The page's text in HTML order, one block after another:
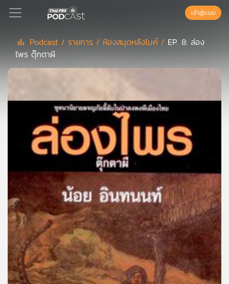
Podcast
ย์
เพล
ลิ
สต์
ของ
คุณ
เพลง
เข้าสู่ระบบ
Podcast / รายการ / ห้องสมุดหลังไมค์ / EP. 8: ล่อง
ไพร ตุ๊กตาผี